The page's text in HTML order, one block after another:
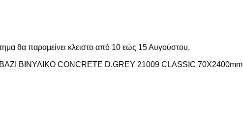
θα παραμείνει κλειστο από 10 εώς 15 Αυγούστου.
BIΝΥΛΙΚΟ CONCRETE D.GREY 21009 CLASSIC 70Χ2400mm